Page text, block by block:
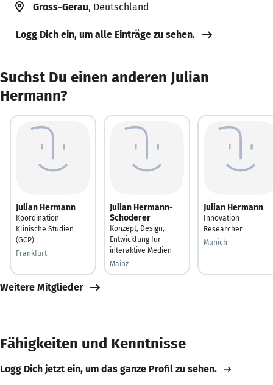
Gross-Gerau, Deutschland
Logg Dich ein, um alle Einträge zu sehen.
Suchst Du einen anderen Julian
Hermann?
Julian Hermann
Koordination
Klinische Studien
(GCP)
Frankfurt
Julian Hermann-
Schoderer
Konzept, Design,
Entwicklung für
interaktive Medien
Mainz
Julian Hermann
Innovation
Researcher
Munich
Weitere Mitglieder
Fähigkeiten und Kenntnisse
Logg Dich jetzt ein, um das ganze Profil zu sehen.